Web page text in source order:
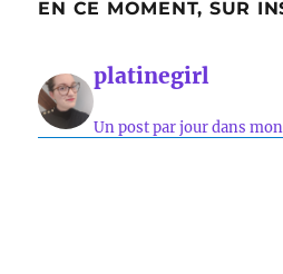
EN CE MOMENT, SUR
platinegirl
Un post par jour dans mon